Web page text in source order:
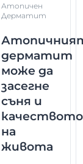
Атопичен
Дерматит
дерматит
може да
засегне
съня и
качеството
на
живота